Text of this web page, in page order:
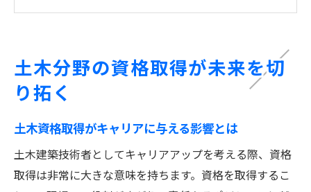
キャリアアップを狙う土木技術者の戦略
土木分野でキャリアアップするためのポイ
ント
法
建設機械施工技士主任技術者への道筋とは
土木分野の資格取得が未来を切
り拓く
土木資格取得がキャリアに与える影響とは
土木建築技術者としてキャリアアップを考える際、資格
取得は非常に大きな意味を持ちます。資格を取得するこ